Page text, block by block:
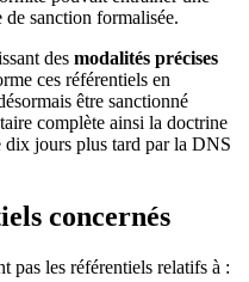
de sanction formalisée.
des modalités précises
ces référentiels en
être sanctionné
complète ainsi la doctrine
dix jours plus tard par la DNS
concernés
pas les référentiels relatifs à :